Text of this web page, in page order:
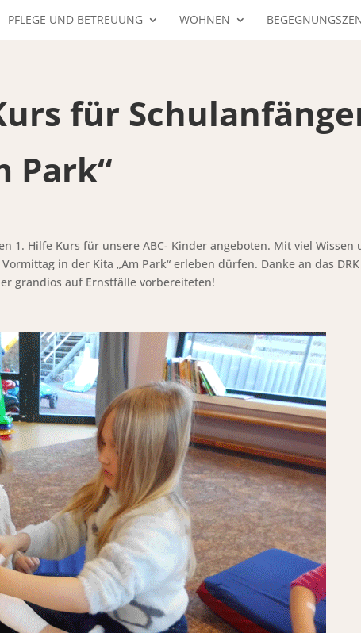
PFLEGE UND BETREUUNG WOHNEN
für
Park“
1. Hilfe Kurs für unsere ABC- Kinder angeboten. Mit viel Wissen
in der Kita „Am Park“ erleben dürfen. Danke an das DRK
grandios auf Ernstfälle vorbereiteten!